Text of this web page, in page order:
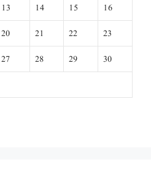
13 14 15
16
20 21 22
23
27 28 29
30